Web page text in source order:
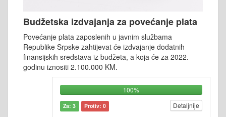
Budžetska izdvajanja za povećanje plata
Povećanje plata zaposlenih u javnim službama
Republike Srpske zahtijevat će izdvajanje dodatnih
finansijskih sredstava iz budžeta, a koja će za 2022.
godinu iznositi 2.100.000 KM.
100%
Za: 3 Protiv: 0 Detaljnije